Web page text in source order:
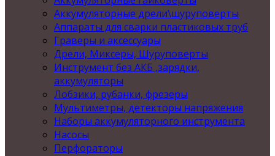
Аккумуляторные дрели\шуруповерты
Аппараты для сварки пластиковых труб
Граверы и аксессуары
Дрели, Миксеры, Шуруповерты
Инструмент без АКБ ,зарядки,
аккумуляторы
Лобзики, рубанки, фрезеры
Мультиметры, детекторы напряжения
Наборы аккумуляторного инструмента
Насосы
Перфораторы